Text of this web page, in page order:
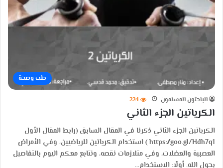
طب وصحة
الباحثون المسلمون 224
الكرياتين الجزء الثاني
الكرياتين الجزء الثاني ذكرنا في المقال السابق (رابط المقال الأول
https://goo.gl/Hdh7q1 ) استخدام الكرياتين للرياضيين، وفي الأمراض
العصبية والعضلات، وفي متلازمات نقصه، ونتابع معكم اليوم بالتفاصيل
بحول الله. أولًا: الاستخدام…